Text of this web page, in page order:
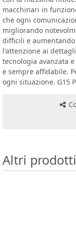
macchinari in
che ogni
migliorando
difficili e
l'attenzione ai
tecnologia avanzata
e sempre affidabile.
ogni situazione. G15
Altri